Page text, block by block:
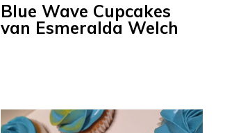
Blue Wave Cupcakes
van Esmeralda Welch